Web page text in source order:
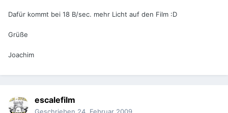
Dafür kommt bei 18 B/sec. mehr Licht auf den Film :D
Grüße
Joachim
escalefilm